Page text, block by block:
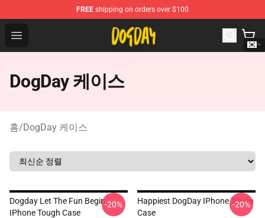
FREE shipping on orders over $100
Open menu
DogDay Store - Official DogDay Merchandise Shop
DogDay 케이스
홈/DogDay 케이스
Dogday Let The Fun Begin
IPhone Tough Case
-20%
Happiest DogDay IPhone Tough
Case
-20%